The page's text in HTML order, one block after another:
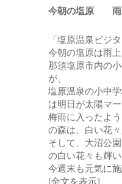
今朝の塩原
「塩原温泉ビジ
今朝の塩原は雨上
那須塩原市内の
が、
塩原温泉の小中
は明日が太陽マ
梅雨に入ったよ
の森は、白い花
そして、大沼公
の白い花々も輝い
今週末も元気に
[全文を表示]